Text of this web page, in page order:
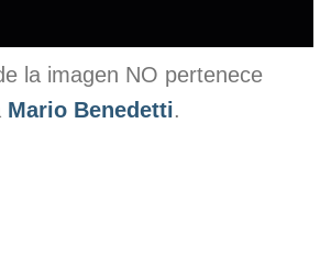
la imagen NO pertenece
Mario Benedetti.